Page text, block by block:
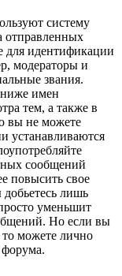
систему
отправленных
для идентификации
модераторы и
звания.
имен
тем, а также в
вы не можете
устанавливаются
сообщений
повысить свое
лишь
уменьшит
Но если вы
то можете лично
форума.